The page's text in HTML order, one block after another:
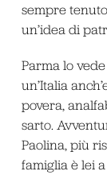
sempre
un’idea di
Parma lo
un’Italia
povera,
sarto.
Paolina, più
famiglia è lei